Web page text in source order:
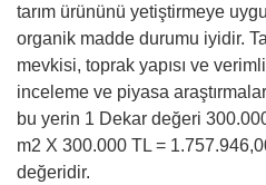
tarım ürününü yetiştirmeye
organik madde durumu iyidir.
mevkisi, toprak yapısı ve
inceleme ve piyasa
bu yerin 1 Dekar değeri
m2 X 300.000 TL =
değeridir.